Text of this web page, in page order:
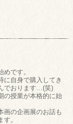
です。
に自身で購入してき
でおります…(笑)
の授業が本格的に始
画の企画展のお話も
。